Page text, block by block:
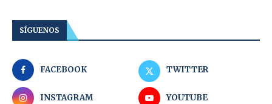
SÍGUENOS
FACEBOOK TWITTER
INSTAGRAM YOUTUBE